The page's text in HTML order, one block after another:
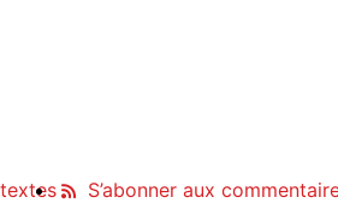
S’abonner aux